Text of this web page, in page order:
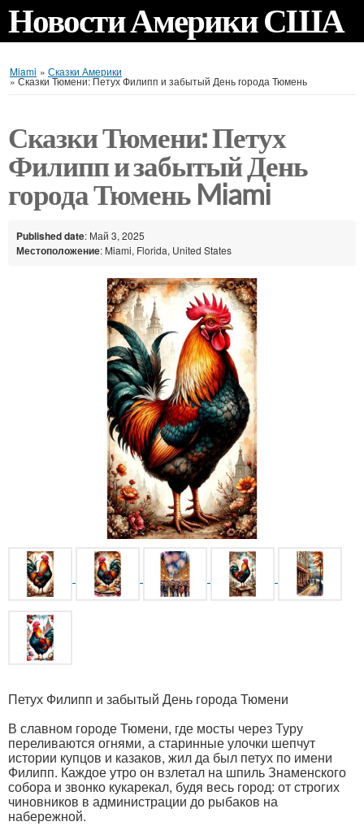
Новости Америки США
Miami » Сказки Америки
»Сказки Тюмени: Петух Филипп и забытый День города Тюмень
Сказки Тюмени: Петух
Филипп и забытый День
города Тюмень Miami
Published date: Май 3, 2025
Местоположение: Miami, Florida, United States
Петух Филипп и забытый День города Тюмени
В славном городе Тюмени, где мосты через Туру
переливаются огнями, а старинные улочки шепчут
истории купцов и казаков, жил да был петух по имени
Филипп. Каждое утро он взлетал на шпиль Знаменского
собора и звонко кукарекал, будя весь город: от строгих
чиновников в администрации до рыбаков на
набережной.